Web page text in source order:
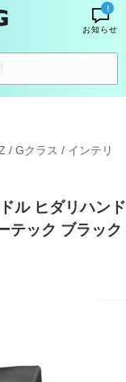
!
お知らせ
/ Gクラス / インテリ
ル ヒダリハンド
テック ブラック